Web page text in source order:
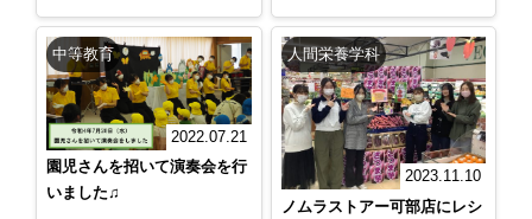
中等教育
2022.07.21
園児さんを招いて演奏会を行
いました♫
人間栄養学科
2023.11.10
ノムラストアー可部店にレシ